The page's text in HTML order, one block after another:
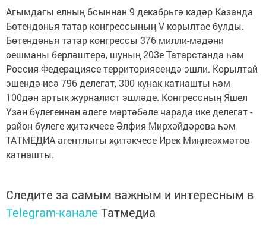
Агымдагы елның 6сыннан 9 декабрьгә кадәр Казанда
Бөтендөнья татар конгрессының V корылтае булды.
Бөтендөнья татар конгрессы 376 милли-мәдәни
оешманы берләштерә, шуның 203е Татарстанда һәм
Россия Федерациясе территориясендә эшли. Корылтай
эшендә исә 796 делегат, 300 кунак катнашты һәм
100дән артык журналист эшләде. Конгрессның Яшел
Үзән бүлегеннән әлеге мәртәбәле чарада ике делегат -
район бүлеге җитәкчесе Әлфия Мирхәйдәрова һәм
ТАТМЕДИА агентлыгы җитәкчесе Ирек Миңнеәхмәтов
катнашты.
Следите за самым важным и интересным в
Telegram-канале Татмедиа